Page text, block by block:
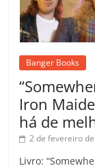
Banger Books
Iron
há de
2 de fevereiro
Livro: